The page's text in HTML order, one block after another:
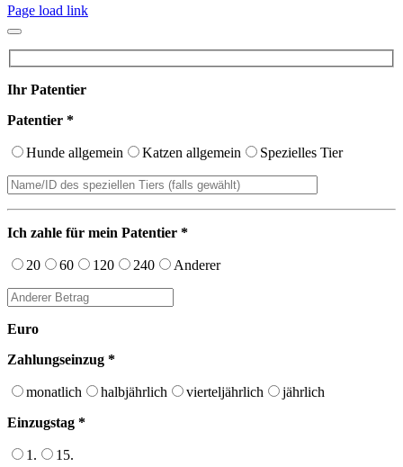
Page load link
Ihr Patentier
Patentier *
Hunde allgemein Katzen allgemein Spezielles Tier
Ich zahle für mein Patentier *
20 60 120 240 Anderer
Euro
Zahlungseinzug *
monatlich halbjährlich vierteljährlich
jährlich
Einzugstag *
1.
15.